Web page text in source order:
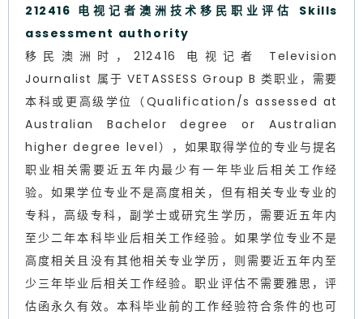
212416 电视记者澳洲技术移民职业评估 Skills
assessment authority
移民澳洲时，212416 电视记者 Television
Journalist 属于 VETASSESS Group B 类职业，需要
本科或更高级学位（Qualification/s assessed at
Australian Bachelor degree or Australian
higher degree level），如果取得学位的专业与提名
职业相关需要近五年内最少有一年毕业后相关工作经
验。如果学位专业不是高度相关，但有相关专业专业的
专科，高级专科，副学士或研究生学历，需要近五年内
至少二年本科毕业后相关工作经验。如果学位专业不是
高度相关且没有其他相关专业学历，则需要近五年内至
少三年毕业后相关工作经验。职业评估不需要雅思，评
估函永久有效。本科毕业前的工作经验符合条件的也可